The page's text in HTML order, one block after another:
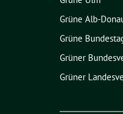
Grüne Alb-
Grüne
Grüner
Grüner